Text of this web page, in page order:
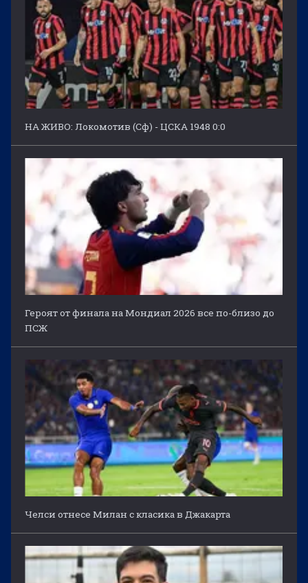
НА ЖИВО: Локомотив (Сф) - ЦСКА 1948 0:0
Героят от финала на Мондиал 2026 все по-близо до
ПСЖ
Челси отнесе Милан с класика в Джакарта